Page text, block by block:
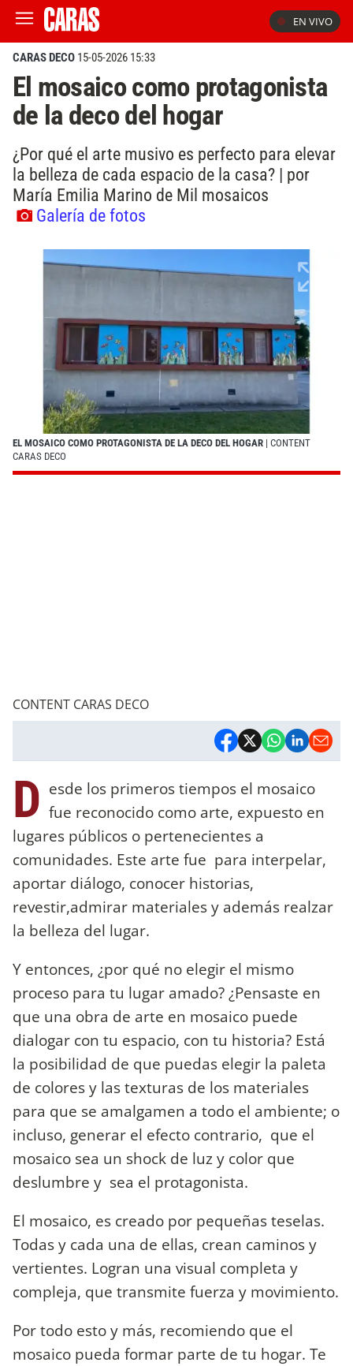
EN VIVO
CARAS DECO 15-05-2026 15:33
El mosaico como protagonista
de la deco del hogar
¿Por qué el arte musivo es perfecto para elevar
la belleza de cada espacio de la casa? | por
María Emilia Marino de Mil mosaicos
Galería de fotos
EL MOSAICO COMO PROTAGONISTA DE LA DECO DEL HOGAR | CONTENT
CARAS DECO
CONTENT CARAS DECO
D esde los primeros tiempos el mosaico
fue reconocido como arte, expuesto en
lugares públicos o pertenecientes a
comunidades. Este arte fue para interpelar,
aportar diálogo, conocer historias,
revestir,admirar materiales y además realzar
la belleza del lugar.
Y entonces, ¿por qué no elegir el mismo
proceso para tu lugar amado? ¿Pensaste en
que una obra de arte en mosaico puede
dialogar con tu espacio, con tu historia? Está
la posibilidad de que puedas elegir la paleta
de colores y las texturas de los materiales
para que se amalgamen a todo el ambiente; o
incluso, generar el efecto contrario, que el
mosaico sea un shock de luz y color que
deslumbre y sea el protagonista.
El mosaico, es creado por pequeñas teselas.
Todas y cada una de ellas, crean caminos y
vertientes. Logran una visual completa y
compleja, que transmite fuerza y movimiento.
Por todo esto y más, recomiendo que el
mosaico pueda formar parte de tu hogar. Te